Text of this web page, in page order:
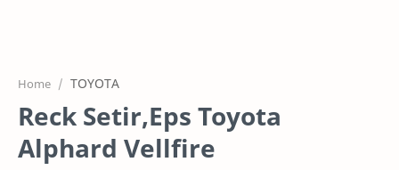
PROJEK
Home TOYOTA
Reck Setir,Eps Toyota
Alphard Vellfire